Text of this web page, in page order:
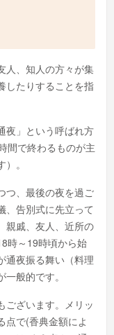
人、知人の方々が集
したりすることを指
夜」という呼ばれ方
間で終わるものが主
。
つ、最後の夜を過ご
、告別式に先立って
親戚、友人、近所の
時～19時頃から始
通夜振る舞い（料理
般的です。
ございます。メリッ
点で(香典金額によ